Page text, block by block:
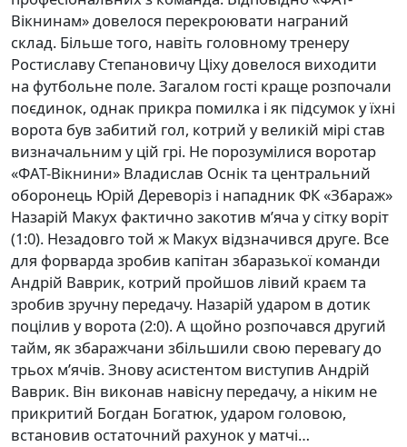
Вікнинам» довелося перекроювати награний
склад. Більше того, навіть головному тренеру
Ростиславу Степановичу Ціху довелося виходити
на футбольне поле. Загалом гості краще розпочали
поєдинок, однак прикра помилка і як підсумок у їхні
ворота був забитий гол, котрий у великій мірі став
визначальним у цій грі. Не порозумілися воротар
«ФАТ-Вікнини» Владислав Оснік та центральний
оборонець Юрій Дереворіз і нападник ФК «Збараж»
Назарій Макух фактично закотив м’яча у сітку воріт
(1:0). Незадовго той ж Макух відзначився друге. Все
для форварда зробив капітан збаразької команди
Андрій Ваврик, котрий пройшов лівий краєм та
зробив зручну передачу. Назарій ударом в дотик
поцілив у ворота (2:0). А щойно розпочався другий
тайм, як збаражчани збільшили свою перевагу до
трьох м’ячів. Знову асистентом виступив Андрій
Ваврик. Він виконав навісну передачу, а ніким не
прикритий Богдан Богатюк, ударом головою,
встановив остаточний рахунок у матчі…